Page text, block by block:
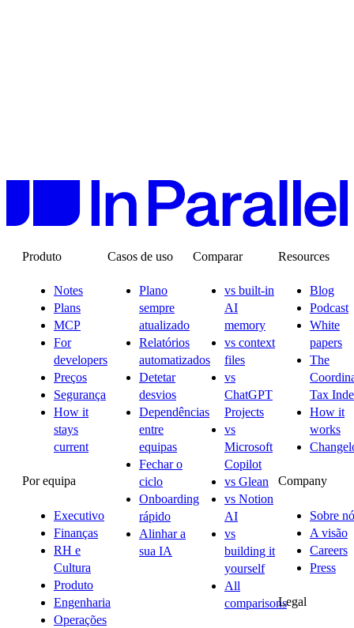
Produto
Notes
Plans
MCP
For
developers
Preços
Segurança
How it
stays
current
Por equipa
Executivo
Finanças
RH e
Cultura
Produto
Engenharia
Operações
Casos de uso
Plano
sempre
atualizado
Relatórios
automatizados
Detetar
desvios
Dependências
entre
equipas
Fechar o
ciclo
Onboarding
rápido
Alinhar a
sua IA
Comparar
vs built-in
AI
memory
vs context
files
vs
ChatGPT
Projects
vs
Microsoft
Copilot
vs Glean
vs Notion
AI
vs
building it
yourself
All
comparisons
Resources
Blog
Podcast
White
papers
The
Tax
How it
works
Company
Sobre
A visão
Careers
Press
Legal